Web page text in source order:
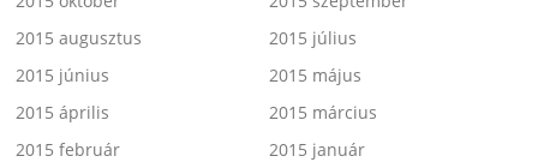
2015 augusztus
2015 július
2015 június
2015 május
2015 április
2015 március
2015 február
2015 január